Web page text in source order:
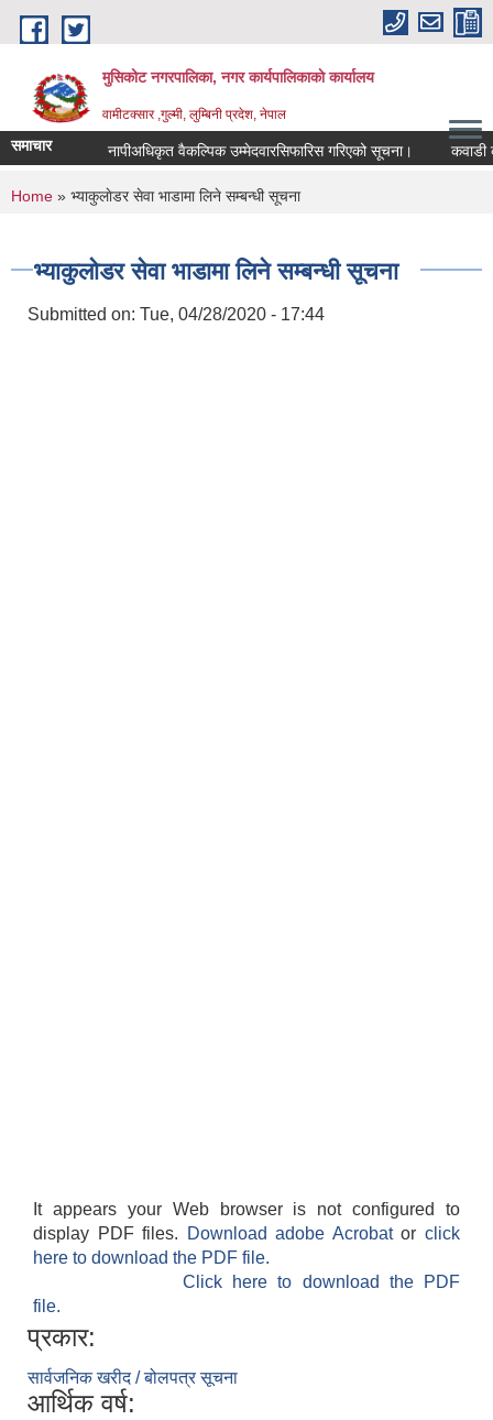
Skip to main content
मुसिकोट नगरपालिका, नगर कार्यपालिकाकाे कार्यालय
वामीटक्सार ,गुल्मी, लुम्बिनी प्रदेश, नेपाल
समाचार नापीअधिकृत वैकल्पिक उम्मेदवारसिफारिस गरिएको सूचना। कवाडी
You are here
Home » भ्याकुलाेडर सेवा भाडामा लिने सम्बन्धी सूचना
भ्याकुलाेडर सेवा भाडामा लिने सम्बन्धी सूचना
Submitted on: Tue, 04/28/2020 - 17:44
It appears your Web browser is not configured to
display PDF files.
Download adobe Acrobatorclick
here to download the PDF file.
Click here to download the PDF
file.
प्रकार:
सार्वजनिक खरीद / बोलपत्र सूचना
आर्थिक वर्ष: